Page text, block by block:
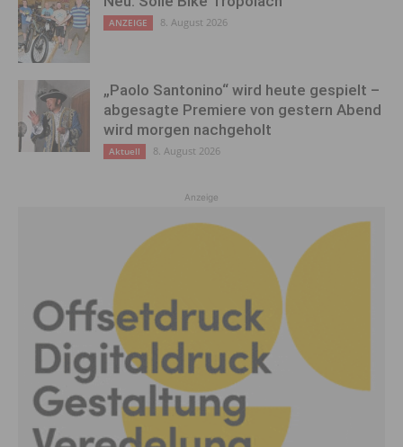
ANZEIGE 8. August 2026
„Paolo Santonino“ wird heute gespielt –
abgesagte Premiere von gestern Abend
wird morgen nachgeholt
Aktuell 8. August 2026
Anzeige